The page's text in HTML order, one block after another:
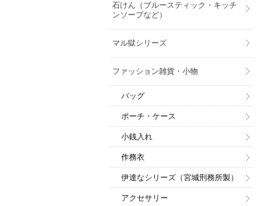
石けん（ブルースティック・キッチ
ンソープなど）
マル獄シリーズ
ファッション雑貨・小物
バッグ
ポーチ・ケース
小銭入れ
作務衣
伊達なシリーズ（宮城刑務所製）
アクセサリー